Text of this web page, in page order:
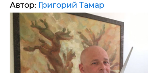
Автор: Григорий Тамар